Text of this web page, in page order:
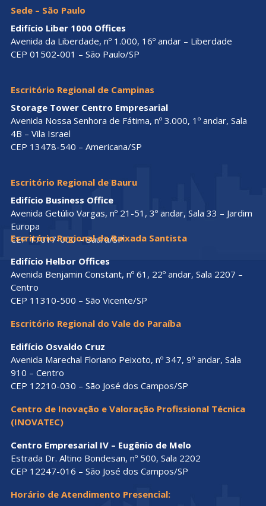
Sede – São Paulo
Edifício Liber 1000 Offices
Avenida da Liberdade, nº 1.000, 16º andar – Liberdade
CEP 01502-001 – São Paulo/SP
Escritório Regional de Campinas
Storage Tower Centro Empresarial
Avenida Nossa Senhora de Fátima, nº 3.000, 1º andar, Sala
4B – Vila Israel
CEP 13478-540 – Americana/SP
Escritório Regional de Bauru
Edifício Business Office
Avenida Getúlio Vargas, nº 21-51, 3º andar, Sala 33 – Jardim
Europa
CEP 17017-000 – Bauru/SP
Escritório Regional da Baixada Santista
Edifício Helbor Offices
Avenida Benjamin Constant, nº 61, 22º andar, Sala 2207 –
Centro
CEP 11310-500 – São Vicente/SP
Escritório Regional do Vale do Paraíba
Edifício Osvaldo Cruz
Avenida Marechal Floriano Peixoto, nº 347, 9º andar, Sala
910 – Centro
CEP 12210-030 – São José dos Campos/SP
Centro de Inovação e Valoração Profissional Técnica
(INOVATEC)
Centro Empresarial IV – Eugênio de Melo
Estrada Dr. Altino Bondesan, nº 500, Sala 2202
CEP 12247-016 – São José dos Campos/SP
Horário de Atendimento Presencial: